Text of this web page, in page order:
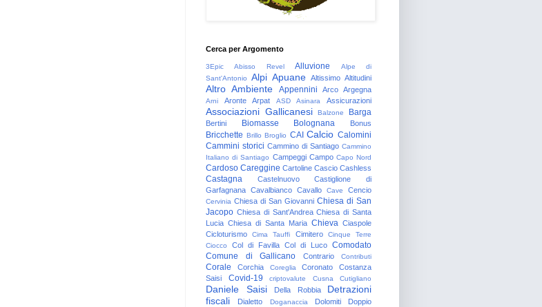
Cerca per Argomento
3Epic Abisso Revel Alluvione
Alpe di
Sant'Antonio
Alpi Apuane Altissimo Altitudini
Altro Ambiente Appennini Arco Argegna
Arni Aronte Arpat ASD Asinara Assicurazioni
Associazioni Gallicanesi Balzone Barga
Bertini Biomasse Bolognana Bonus
Bricchette Brillo Broglio CAI Calcio Calomini
Cammini storici Cammino di Santiago Cammino
Italiano di Santiago Campeggi Campo Capo Nord
Cardoso Careggine Cartoline Cascio Cashless
Castagna Castelnuovo
Castiglione di
Garfagnana Cavalbianco Cavallo Cave Cencio
Cervinia Chiesa di San Giovanni Chiesa di San
Jacopo Chiesa di Sant'Andrea Chiesa di Santa
Lucia Chiesa di Santa Maria Chieva Ciaspole
Cicloturismo
Cima Tauffi Cimitero
Cinque Terre
Ciocco
Col di Favilla Col di Luco Comodato
Comune di Gallicano
Contrario Contributi
Corale Corchia Coreglia Coronato
Costanza
Saisi
Covid-19 criptovalute Cusna Cutigliano
Daniele Saisi Della Robbia
Detrazioni
fiscali
Dialetto Doganaccia Dolomiti
Doppio